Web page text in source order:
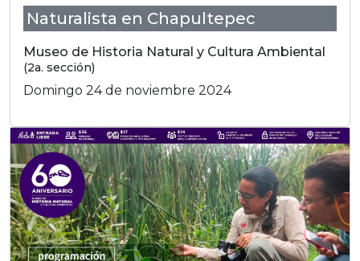
Naturalista en Chapultepec
Museo de Historia Natural y Cultura Ambiental
(2a. sección)
Domingo 24 de noviembre 2024